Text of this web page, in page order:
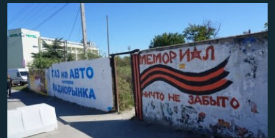
ВІДЕОУРОКИ «ELIFBE»
СВІДЧЕННЯ ОКУПАЦІЇ
УКРАЇНСЬКА ПРОБЛЕМА КРИМУ
ІНФОГРАФІКА
Русский
Qırımtatar
ДОЛУЧАЙСЯ!
Усі сайти RFE/RL